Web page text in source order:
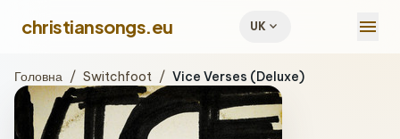
christiansongs.eu UKexpand_more menu
Головна / Switchfoot / Vice Verses (Deluxe)